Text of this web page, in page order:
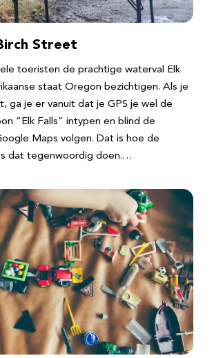
Street
toeristen de prachtige waterval Elk
staat Oregon bezichtigen. Als je
ga je er vanuit dat je GPS je wel de
“Elk Falls” intypen en blind de
Maps volgen. Dat is hoe de
dat tegenwoordig doen.…